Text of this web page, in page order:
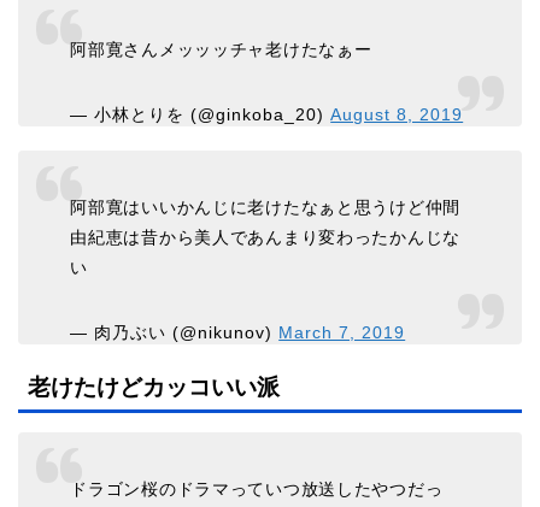
阿部寛さんメッッッチャ老けたなぁー
— 小林とりを (@ginkoba_20)August 8, 2019
阿部寛はいいかんじに老けたなぁと思うけど仲間
由紀恵は昔から美人であんまり変わったかんじな
い
— 肉乃ぶい (@nikunov) March 7, 2019
老けたけどカッコいい派
ドラゴン桜のドラマっていつ放送したやつだっ